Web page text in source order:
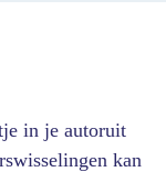
in je autoruit
kan